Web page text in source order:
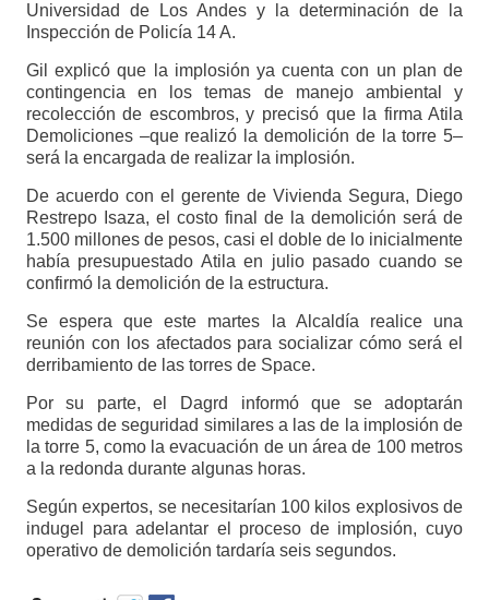
Universidad de Los Andes y la determinación de la
Inspección de Policía 14 A.
Gil explicó que la implosión ya cuenta con un plan de
contingencia en los temas de manejo ambiental y
recolección de escombros, y precisó que la firma Atila
Demoliciones –que realizó la demolición de la torre 5–
será la encargada de realizar la implosión.
De acuerdo con el gerente de Vivienda Segura, Diego
Restrepo Isaza, el costo final de la demolición será de
1.500 millones de pesos, casi el doble de lo inicialmente
había presupuestado Atila en julio pasado cuando se
confirmó la demolición de la estructura.
Se espera que este martes la Alcaldía realice una
reunión con los afectados para socializar cómo será el
derribamiento de las torres de Space.
Por su parte, el Dagrd informó que se adoptarán
medidas de seguridad similares a las de la implosión de
la torre 5, como la evacuación de un área de 100 metros
a la redonda durante algunas horas.
Según expertos, se necesitarían 100 kilos explosivos de
indugel para adelantar el proceso de implosión, cuyo
operativo de demolición tardaría seis segundos.